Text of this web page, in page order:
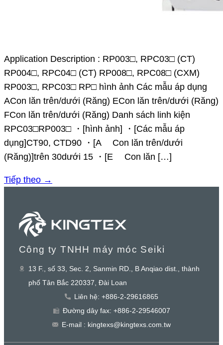
Application Description : RP003□, RPC03□ (CT)
RP004□, RPC04□ (CT) RP008□, RPC08□ (CXM)
RP003□, RPC03□ RP□ hình ảnh Các mẫu áp dụng
ACon lăn trên/dưới (Răng) ECon lăn trên/dưới (Răng)
FCon lăn trên/dưới (Răng) Danh sách linh kiện
RPC03□RP003□ ・[hình ảnh] ・[Các mẫu áp
dụng]CT90, CTD90 ・[A Con lăn trên/dưới
(Răng)]trên 30dưới 15 ・[E Con lăn […]
Tiếp theo →
Công ty TNHH máy móc Seiki
13 F., số 33, Sec. 2, Sanmin RD., B Anqiao dist., thành
phố Tân Bắc 220337, Đài Loan
Liên hệ: +886-2-29616865
Đường dây fax: +886-2-29546007
E-mail : kingtexs@kingtexs.com.tw